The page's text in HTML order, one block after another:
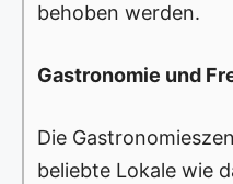
behoben werden.
Gastronomie und
Die
beliebte Lokale wie